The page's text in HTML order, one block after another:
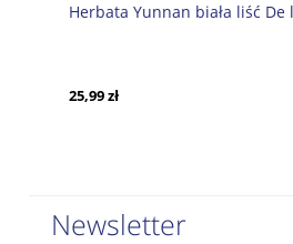
Herbata Yunnan biała liść De
25,99 zł
Newsletter